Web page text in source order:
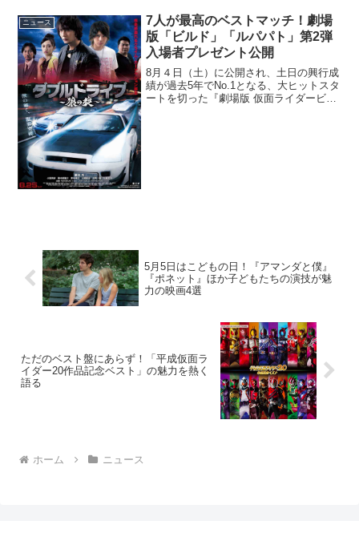
行公開プ...
ニュース
7人が最高のベストマッチ！劇場
版「ビルド」「ルパパト」第2弾
入場者プレゼント公開
8月４日（土）に公開され、土日の興行成
績が過去5年でNo.1となる、大ヒットスタ
ートを切った『劇場版 仮面ライダービル
5月5日はこどもの日！『アマンダと僕』
『ポネット』ほか子どもたちの演技が魅
力の映画4選
ただのベスト盤にあらず！「平成仮面ラ
イダー20作品記念ベスト」の魅力を熱く
語る
ホーム ニュース